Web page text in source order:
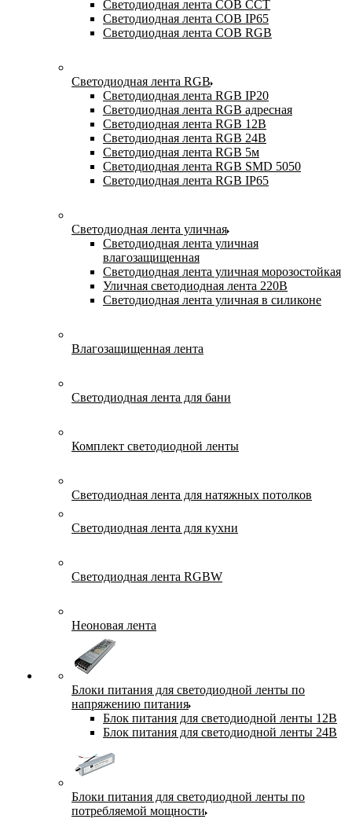
Светодиодная лента COB CCT
Светодиодная лента COB IP65
Светодиодная лента COB RGB
Светодиодная лента RGB
Светодиодная лента RGB IP20
Светодиодная лента RGB адресная
Светодиодная лента RGB 12В
Светодиодная лента RGB 24В
Светодиодная лента RGB 5м
Светодиодная лента RGB SMD 5050
Светодиодная лента RGB IP65
Светодиодная лента уличная
Светодиодная лента уличная
влагозащищенная
Светодиодная лента уличная морозостойкая
Уличная светодиодная лента 220В
Светодиодная лента уличная в силиконе
Влагозащищенная лента
Светодиодная лента для бани
Комплект светодиодной ленты
Светодиодная лента для натяжных потолков
Светодиодная лента для кухни
Светодиодная лента RGBW
Неоновая лента
Блоки питания для светодиодной ленты по
напряжению питания
Блок питания для светодиодной ленты 12В
Блок питания для светодиодной ленты 24В
Блоки питания для светодиодной ленты по
потребляемой мощности